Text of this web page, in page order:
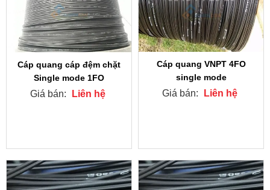
Cáp quang cáp đệm chặt
Single mode 1FO
Giá bán: Liên hệ
Cáp quang VNPT 4FO
single mode
Giá bán: Liên hệ